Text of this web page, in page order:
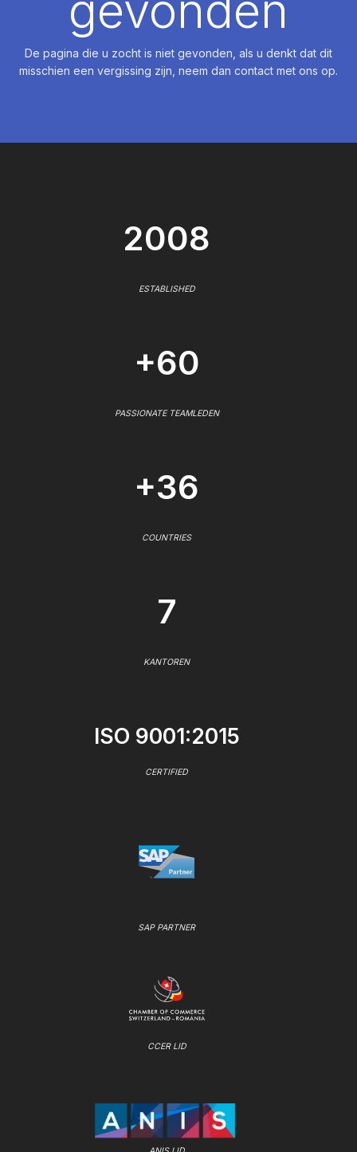
De pagina die u zocht is niet gevonden, als u denkt dat dit
misschien een vergissing zijn, neem dan contact met ons op.
2008
ESTABLISHED
+60
PASSIONATE TEAMLEDEN
+36
COUNTRIES
7
KANTOREN
ISO 9001:2015
CERTIFIED
SAP PARTNER
CCER LID